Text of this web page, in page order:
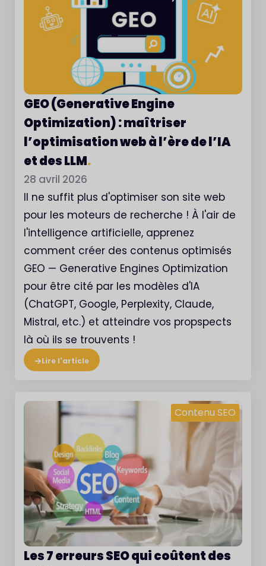
GEO (Generative Engine
Optimization) : maîtriser
l’optimisation web à l’ère de l’IA
et des LLM.
28 avril 2026
Il ne suffit plus d'optimiser son site web
pour les moteurs de recherche ! À l'air de
l'intelligence artificielle, apprenez
comment créer des contenus optimisés
GEO — Generative Engines Optimization
pour être cité par les modèles d'IA
(ChatGPT, Google, Perplexity, Claude,
Mistral, etc.) et atteindre vos propspects
là où ils se trouvents !
Lire l'article
Contenu SEO
Les 7 erreurs SEO qui coûtent des